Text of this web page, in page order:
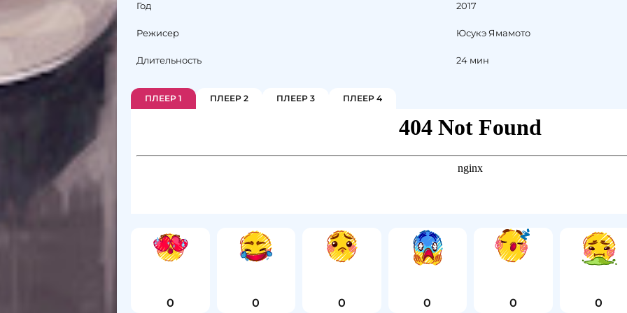
Год 2017
Режисер Юсукэ Ямамото
Длительность 24 мин
ПЛЕЕР 1 ПЛЕЕР 2 ПЛЕЕР 3 ПЛЕЕР 4
0 0 0 0 0 0